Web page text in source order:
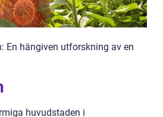
En hängiven utforskning av en
huvudstaden i